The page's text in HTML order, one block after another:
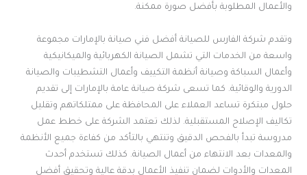
والأعمال المطلوبة بأفضل صورة ممكنة.
وتقدم شركة الفارس للصيانة أفضل فني صيانة بالإمارات مجموعة
واسعة من الخدمات التي تشمل الصيانة الكهربائية والميكانيكية
وأعمال السباكة وصيانة أنظمة التكييف وأعمال التشطيبات والصيانة
الدورية والوقائية. كما تسعى شركة صيانة عامة بالإمارات إلى تقديم
حلول مبتكرة تساعد العملاء على المحافظة على ممتلكاتهم وتقليل
تكاليف الإصلاح المستقبلية. لذلك تعتمد الشركة على خطط عمل
مدروسة تبدأ بالفحص الدقيق وتنتهي بالتأكد من كفاءة جميع الأنظمة
والمعدات بعد الانتهاء من أعمال الصيانة. كذلك تستخدم أحدث
المعدات والأدوات لضمان تنفيذ الأعمال بدقة عالية وتحقيق أفضل